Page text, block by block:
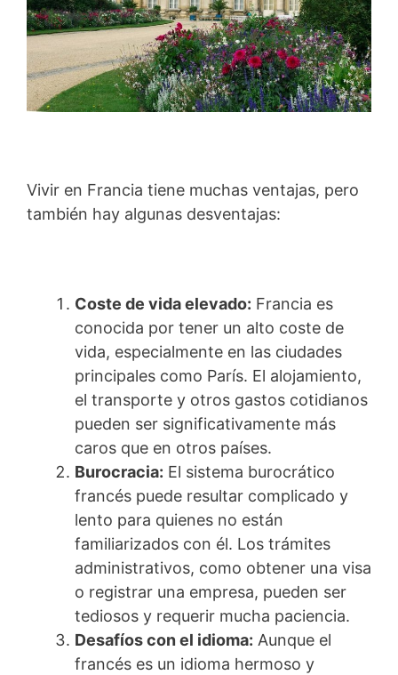
Vivir en Francia tiene muchas ventajas, pero
también hay algunas desventajas:
Coste de vida elevado: Francia es
conocida por tener un alto coste de
vida, especialmente en las ciudades
principales como París. El alojamiento,
el transporte y otros gastos cotidianos
pueden ser significativamente más
caros que en otros países.
Burocracia: El sistema burocrático
francés puede resultar complicado y
lento para quienes no están
familiarizados con él. Los trámites
administrativos, como obtener una visa
o registrar una empresa, pueden ser
tediosos y requerir mucha paciencia.
Desafíos con el idioma: Aunque el
francés es un idioma hermoso y